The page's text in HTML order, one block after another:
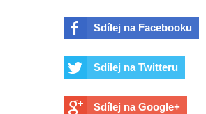
Sdílej na Facebooku
Sdílej na Twitteru
Sdílej na Google+